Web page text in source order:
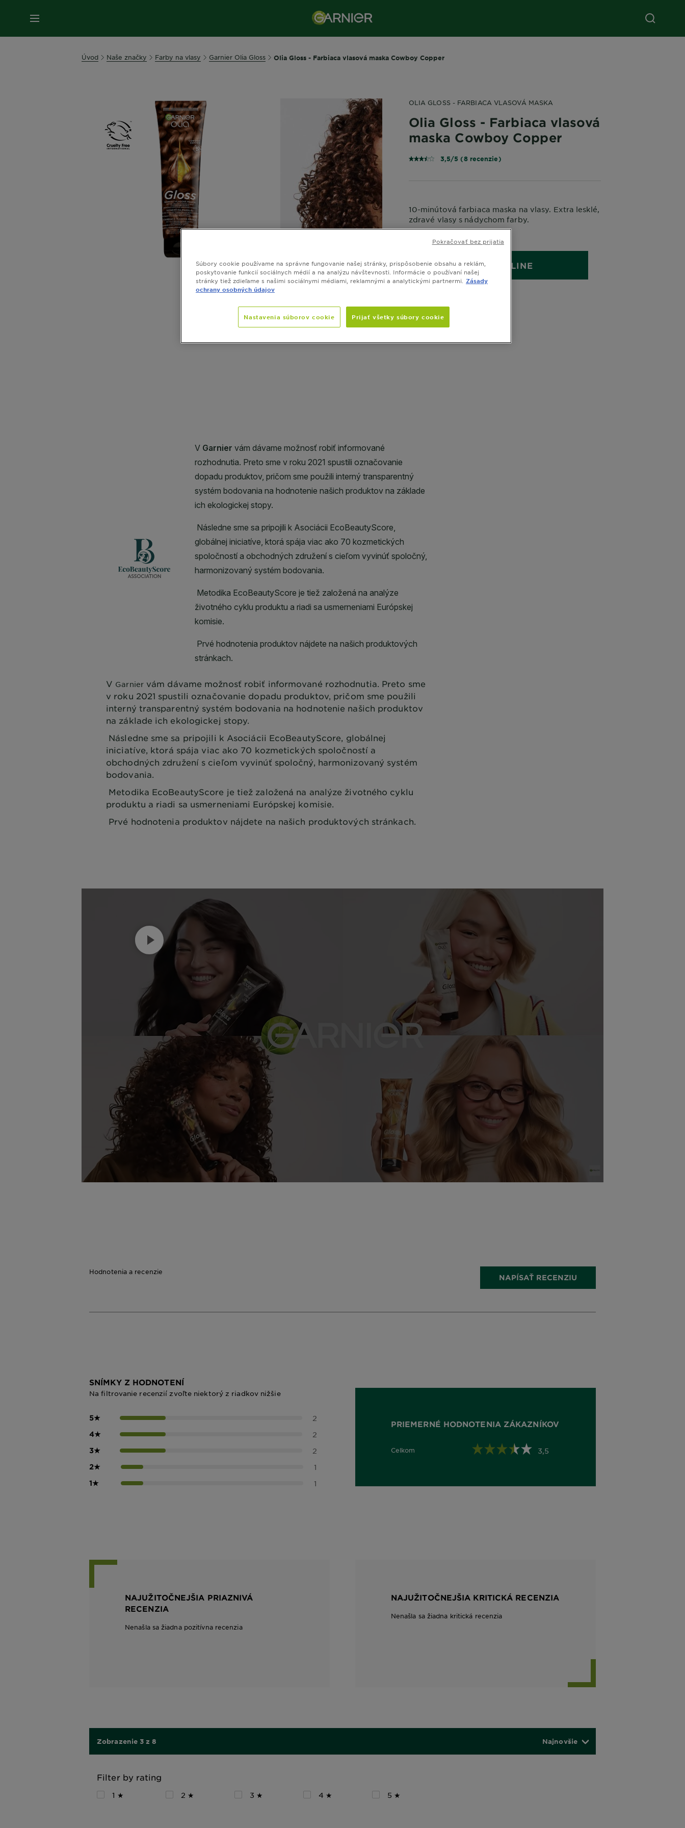
Úvod Naše značky Farby na vlasy Garnier Olia Gloss Olia Gloss - Farbiaca vlasová maska Cowboy Copper
SLIDE 1SLIDE 2
SLIDE 3
SLIDE 4
SLIDE 5
SLIDE 6
SLIDE 7
SLIDE 8SLIDE 9
SLIDE 10
SLIDE 11
OLIA GLOSS - FARBIACA VLASOVÁ MASKA
Olia Gloss - Farbiaca vlasová
maska Cowboy Copper
3,5/5 (8 recenzie)
10-minútová farbiaca maska na vlasy. Extra lesklé,
zdravé vlasy s nádychom farby.
KÚPIŤ ONLINE
V Garniervám dávame možnosť robiť informované rozhodnutia. Preto sme
v roku 2021 spustili označovanie dopadu produktov, pričom sme použili
interný transparentný systém bodovania na hodnotenie našich produktov
na základe ich ekologickej stopy.
Následne sme sa pripojili k Asociácii EcoBeautyScore, globálnej
iniciatíve, ktorá spája viac ako 70 kozmetických spoločností a
obchodných združení s cieľom vyvinúť spoločný, harmonizovaný systém
bodovania.
Metodika EcoBeautyScore je tiež založená na analýze životného cyklu
produktu a riadi sa usmerneniami Európskej komisie.
Prvé hodnotenia produktov nájdete na našich produktových stránkach.
Hodnotenia a recenzie
NAPÍSAŤ RECENZIU
SNÍMKY Z HODNOTENÍ
Na filtrovanie recenzií zvoľte niektorý z riadkov nižšie
5★ 2
4★ 2
3★ 2
2★ 1
1★ 1
PRIEMERNÉ HODNOTENIA ZÁKAZNÍKOV
Celkom
3,5 out of 5 stars 3,5
NAJUŽITOČNEJŠIA PRIAZNIVÁ
RECENZIA
Nenašla sa žiadna pozitívna recenzia
NAJUŽITOČNEJŠIA KRITICKÁ RECENZIA
Nenašla sa žiadna kritická recenzia
Zobrazenie 3 z 8 Najnovšie
Filter by rating
1 ★ 2 ★ 3 ★ 4 ★ 5 ★
Súbory cookie používame na správne fungovanie našej stránky, prispôsobenie obsahu a reklám,
poskytovanie funkcií sociálnych médií a na analýzu návštevnosti. Informácie o používaní našej
stránky tiež zdieľame s našimi sociálnymi médiami, reklamnými a analytickými partnermi.
Zásady
ochrany osobných údajov
Nastavenia súborov cookie Prijať všetky súbory cookie
Pokračovať bez prijatia